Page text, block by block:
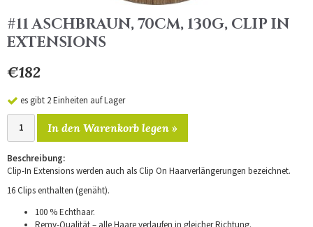
#11 ASCHBRAUN, 70CM, 130G, CLIP IN
EXTENSIONS
€182
es gibt 2 Einheiten auf Lager
In den Warenkorb legen »
Beschreibung:
Clip-In Extensions werden auch als Clip On Haarverlängerungen bezeichnet.
16 Clips enthalten (genäht).
100 % Echthaar.
Remy-Qualität – alle Haare verlaufen in gleicher Richtung.